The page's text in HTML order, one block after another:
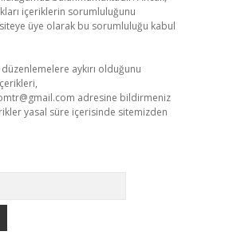
içeriklerin sorumluluğunu
üye olarak bu sorumluluğu kabul
aykırı olduğunu
adresine bildirmeniz
yasal süre içerisinde sitemizden